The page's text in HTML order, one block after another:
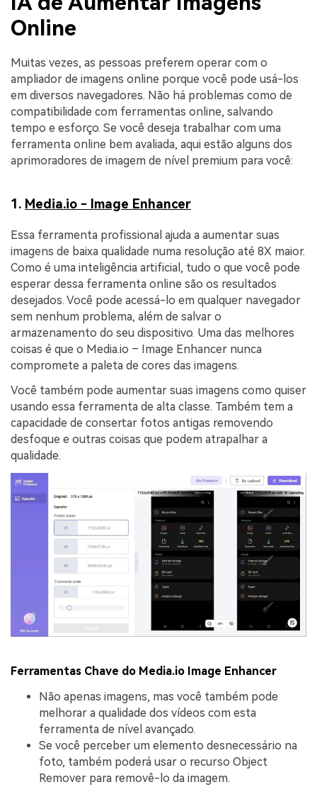
Online
Muitas vezes, as pessoas preferem operar com o
ampliador de imagens online porque você pode usá-los
em diversos navegadores. Não há problemas como de
compatibilidade com ferramentas online, salvando
tempo e esforço. Se você deseja trabalhar com uma
ferramenta online bem avaliada, aqui estão alguns dos
aprimoradores de imagem de nível premium para você:
1. Media.io - Image Enhancer
Essa ferramenta profissional ajuda a aumentar suas
imagens de baixa qualidade numa resolução até 8X maior.
Como é uma inteligência artificial, tudo o que você pode
esperar dessa ferramenta online são os resultados
desejados. Você pode acessá-lo em qualquer navegador
sem nenhum problema, além de salvar o
armazenamento do seu dispositivo. Uma das melhores
coisas é que o Media.io – Image Enhancer nunca
compromete a paleta de cores das imagens.
Você também pode aumentar suas imagens como quiser
usando essa ferramenta de alta classe. Também tem a
capacidade de consertar fotos antigas removendo
desfoque e outras coisas que podem atrapalhar a
qualidade.
Ferramentas Chave do Media.io Image Enhancer
Não apenas imagens, mas você também pode
melhorar a qualidade dos vídeos com esta
ferramenta de nível avançado.
Se você perceber um elemento desnecessário na
foto, também poderá usar o recurso Object
Remover para removê-lo da imagem.